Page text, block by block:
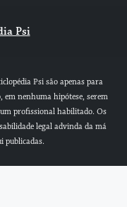
Psi
Psi são apenas para
em nenhuma hipótese, serem
profissional habilitado. Os
legal advinda da má
publicadas.